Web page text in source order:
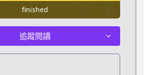
finished
追蹤閱讀